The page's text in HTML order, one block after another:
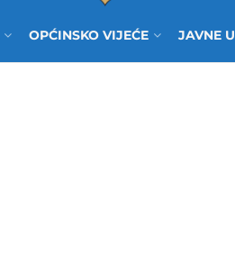
OPĆINSKO VIJEĆE JAVNE